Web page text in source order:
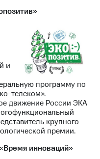
и
программу по
телеком».
движение России ЭКА
крупного
премии.
инноваций»